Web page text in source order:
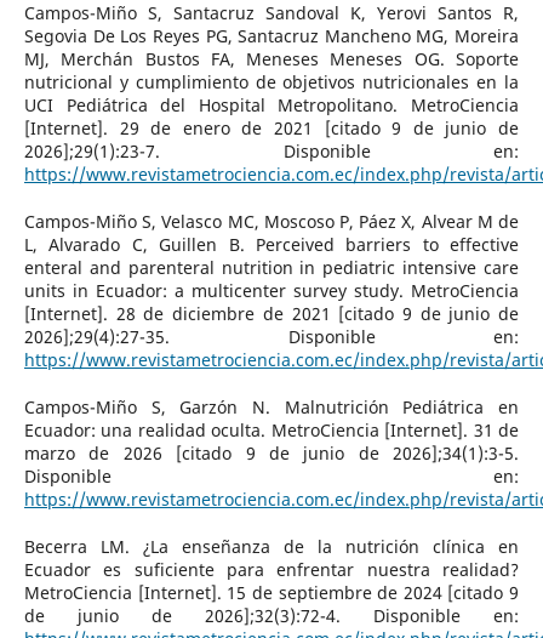
Campos-Miño S, Santacruz Sandoval K, Yerovi Santos R,
Segovia De Los Reyes PG, Santacruz Mancheno MG, Moreira
MJ, Merchán Bustos FA, Meneses Meneses OG. Soporte
nutricional y cumplimiento de objetivos nutricionales en la
UCI Pediátrica del Hospital Metropolitano. MetroCiencia
[Internet]. 29 de enero de 2021 [citado 9 de junio de
2026];29(1):23-7. Disponible en:
https://www.revistametrociencia.com.ec/index.php/revista/
Campos-Miño S, Velasco MC, Moscoso P, Páez X, Alvear M de
L, Alvarado C, Guillen B. Perceived barriers to effective
enteral and parenteral nutrition in pediatric intensive care
units in Ecuador: a multicenter survey study. MetroCiencia
[Internet]. 28 de diciembre de 2021 [citado 9 de junio de
2026];29(4):27-35. Disponible en:
https://www.revistametrociencia.com.ec/index.php/revista/
Campos-Miño S, Garzón N. Malnutrición Pediátrica en
Ecuador: una realidad oculta. MetroCiencia [Internet]. 31 de
marzo de 2026 [citado 9 de junio de 2026];34(1):3-5.
Disponible en:
https://www.revistametrociencia.com.ec/index.php/revista/
Becerra LM. ¿La enseñanza de la nutrición clínica en
Ecuador es suficiente para enfrentar nuestra realidad?
MetroCiencia [Internet]. 15 de septiembre de 2024 [citado 9
de junio de 2026];32(3):72-4. Disponible en: